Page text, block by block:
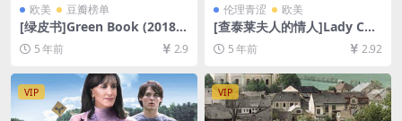
欧美 豆瓣榜单
[绿皮书]Green Book (2018)
[百度网盘+迅雷云盘资源1080
P超清未删减][MP4/8.4GB][中
5 年前 2.9
伦理青涩 欧美
[查泰莱夫人的情人]Lady Cha
tterley’s Lover (1981)[百度
网盘+夸克网盘+迅雷云盘资源
B][中英字幕]
5 年前 2.92
VIP VIP